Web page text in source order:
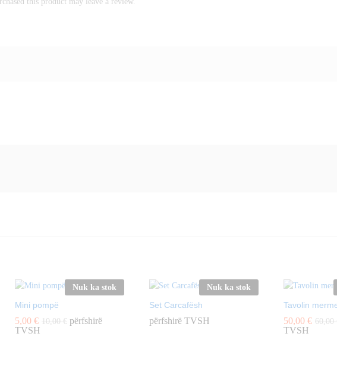
Nuk ka stok
Mini pompë
5,00 € 10,00€ përfshirë
TVSH
Nuk ka stok
Set Carcafësh
përfshirë TVSH
Tavolin
50,00 € 60,00
TVSH